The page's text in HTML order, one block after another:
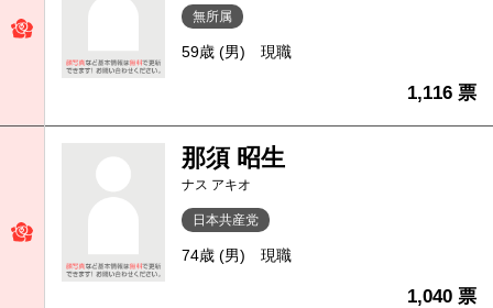
無所属
59歳 (男) 現職
1,116 票
那須 昭生
ナス アキオ
日本共産党
74歳 (男) 現職
1,040 票